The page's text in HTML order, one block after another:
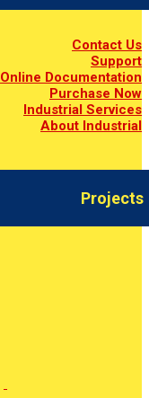
Contact Us
Support
Online Documentation
Purchase Now
Industrial Services
About Industrial
Projects